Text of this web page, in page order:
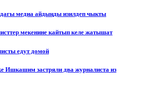
медиа айдыңды изилдеп чыкты
мекенине кайтып келе жатышат
едут домой
Ишкашим застряли два журналиста из